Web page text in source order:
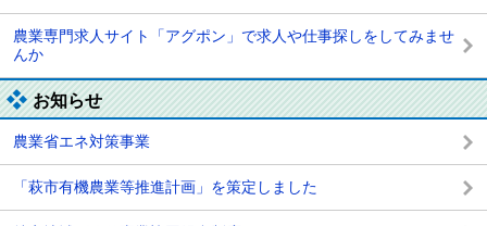
農業専門求人サイト「アグポン」で求人や仕事探しをしてみませ
んか
お知らせ
農業省エネ対策事業
「萩市有機農業等推進計画」を策定しました